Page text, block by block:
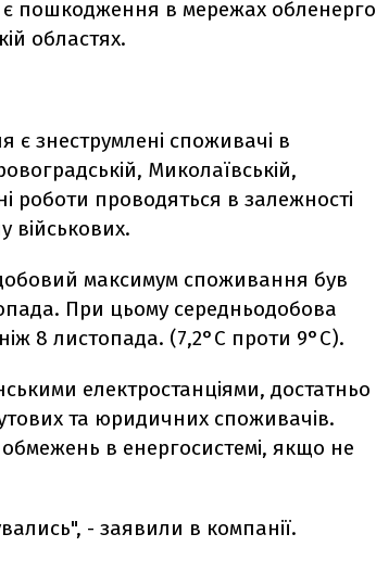
є пошкодження в мережах обленерго
областях.
є знеструмлені споживачі в
Миколаївській,
роботи проводяться в залежності
військових.
максимум споживання був
При цьому середньодобова
8 листопада. (7,2°C проти 9°C).
електростанціями, достатньо
та юридичних споживачів.
в енергосистемі, якщо не
- заявили в компанії.